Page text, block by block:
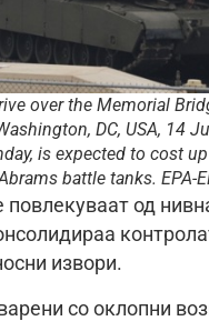
over the Memorial
DC, USA, 14
is expected to cost
battle tanks. EPA-
од
извори.
со оклопни